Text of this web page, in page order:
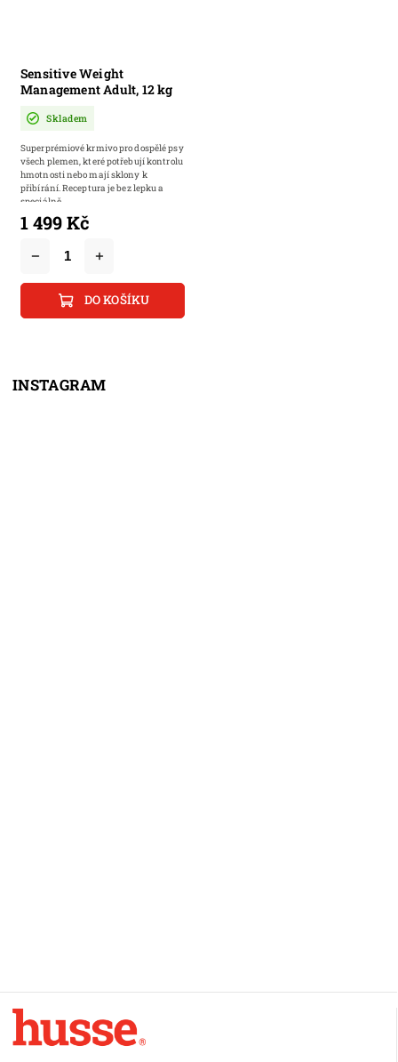
Sensitive Weight
Management Adult, 12 kg
Kompletní bezlepkové
nadváhou, s cukrovkou,
onemocnění slinivky
Skladem
1 499 Kč
DO KOŠÍKU
Superprémiové krmivo pro dospělé psy
všech plemen, které potřebují kontrolu
hmotnosti nebo mají sklony k
přibírání. Receptura je bez lepku a
speciálně...
INSTAGRAM